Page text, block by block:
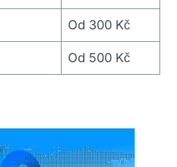
Od ‌300 Kč
Od 500 Kč